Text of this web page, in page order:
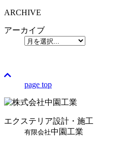
ARCHIVE
アーカイブ
page top
エクステリア設計・施工
有限会社中園工業